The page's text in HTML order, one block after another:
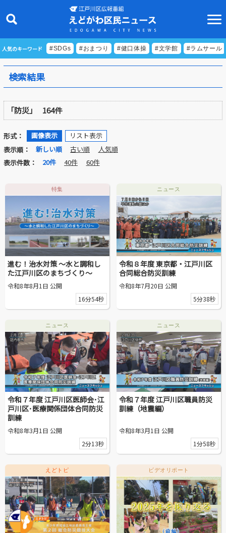
ニュース
特集
ビデオリポート
特別番組
EDOGAWA ATHLETE FILE
えどトピ
区議会だより
#えど推し
江戸川区でともに暮らそう / Living Together in Edogaw
Everyone's SDGs ～17のゴールを目指して～
ふるさと散歩
Others
公開日
より前
動画を探す
人気のキーワード #SDGs #おまつり #健口体操 #文学館 #ラムサール
検索結果
「防災」 164件
形式： 画像表示
リスト表示
表示順：
新しい順 古い順
人気順
表示件数：
20件 40件 60件
特集
進む！治水対策 ～水と調和し
た江戸川区のまちづくり～
令和8年8月1日 公開
16分54秒
ニュース
令和８年度 東京都・江戸川区
合同総合防災訓練
令和8年7月20日 公開
5分38秒
ニュース
令和７年度 江戸川区医師会･江
戸川区･医療関係団体合同防災
訓練
令和8年3月1日 公開
2分13秒
ニュース
令和７年度 江戸川区職員防災
訓練（地震編）
令和8年3月1日 公開
1分58秒
えどトピ ビデオリポート